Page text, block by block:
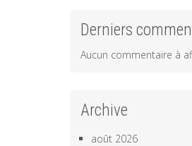
Derniers
Aucun commentaire à
Archive
août 2026